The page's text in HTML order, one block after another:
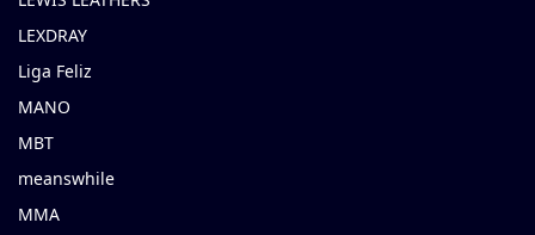
LEXDRAY
Liga Feliz
MANO
MBT
meanswhile
MMA